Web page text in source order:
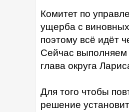
Комитет по
ущерба с
поэтому всё идёт
Сейчас выполняем
глава округа
Для того чтобы
решение